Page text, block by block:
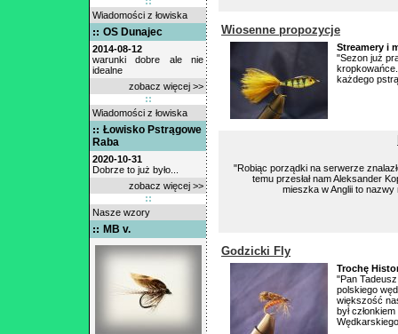
Wiadomości z łowiska
OS Dunajec
2014-08-12
warunki dobre ale nie
idealne
zobacz więcej >>
Wiadomości z łowiska
Łowisko Pstrągowe
Raba
2020-10-31
Dobrze to już było...
zobacz więcej >>
Nasze wzory
MB v.
Wiosenne propozycje
Streamery i
"Sezon już
każdego
"Robiąc porządki na serwerze
temu przesłał nam Aleksander
mieszka w Anglii to
Godzicki Fly
Trochę
"Pan
polskiego
większość
był